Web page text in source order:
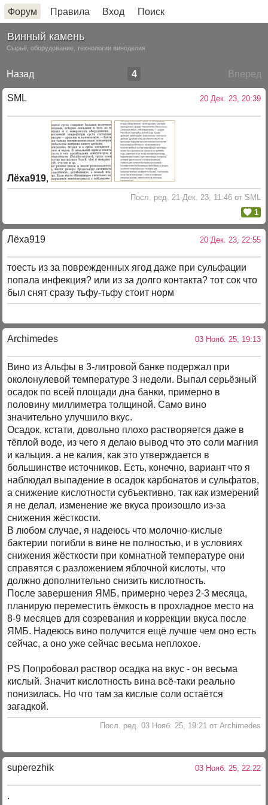
Форум Правила Вход Поиск
Винный камень
Сырьё, оборудование, технологии виноделия
Назад Вперед
4
SML 20 Дек. 23, 20:39
Лёха919,
Посл. ред. 21 Дек. 23, 11:46 от SML
1
Лёха919 20 Дек. 23, 22:55
тоесть из за поврежденных ягод даже при сульфации
попала инфекция? или из за долго контакта? тот сок что
был снят сразу тьфу-тьфу стоит норм
Archimedes 03 Нояб. 25, 19:13
Вино из Альфы в 3-литровой банке подержал при
околонулевой температуре 3 недели. Выпал серьёзный
осадок по всей площади дна банки, примерно в
половину миллиметра толщиной. Само вино
значительно улучшило вкус.
Осадок, кстати, довольно плохо растворяется даже в
тёплой воде, из чего я делаю вывод что это соли магния
и кальция. а не калия, как это утверждается в
большинстве источников. Есть, конечно, вариант что я
наблюдал выпадение в осадок карбонатов и сульфатов,
а снижение кислотности субъективно, так как измерений
я не делал, изменение же вкуса произошло из-за
снижения жёсткости.
В любом случае, я надеюсь что молочно-кислые
бактерии погибли в вине не полностью, и в условиях
снижения жёсткости при комнатной температуре они
справятся с разложением яблочной кислоты, что
должно дополнительно снизить кислотность.
После завершения ЯМБ, примерно через 2-3 месяца,
планирую переместить ёмкость в прохладное место на
8-9 месяцев для созревания и коррекции вкуса после
ЯМБ. Надеюсь вино получится ещё лучше чем оно есть
сейчас, а оно уже сейчас весьма неплохое.
PS Попробовал раствор осадка на вкус - он весьма
кислый. Значит кислотность вина всё-таки реально
понизилась. Но что там за кислые соли остаётся
загадкой.
Посл. ред. 03 Нояб. 25, 19:21 от Archimedes
superezhik 03 Нояб. 25, 22:22
.